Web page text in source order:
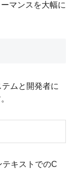
マンスを大幅に
ムと開発者に
テキストでのC